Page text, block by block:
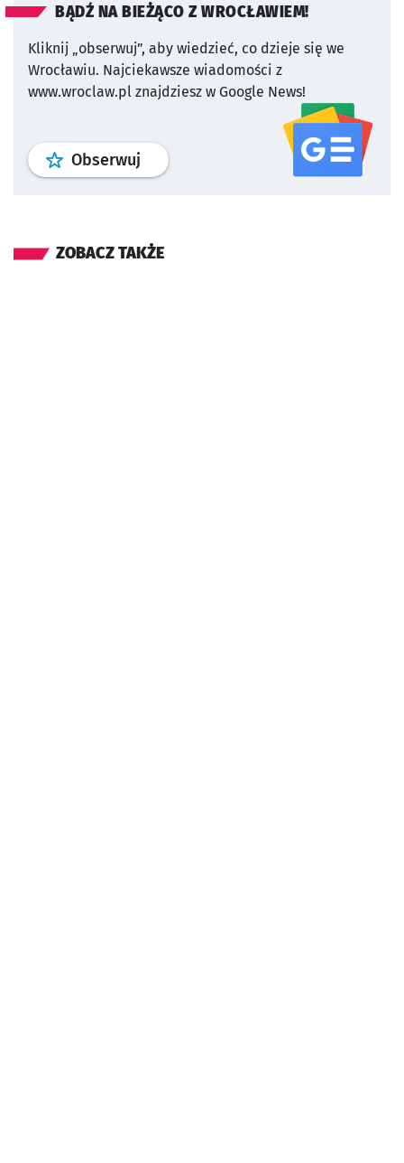
BĄDŹ NA BIEŻĄCO Z WROCŁAWIEM!
Kliknij „obserwuj”, aby wiedzieć, co dzieje się we
Wrocławiu. Najciekawsze wiadomości z
www.wroclaw.pl znajdziesz w Google News!
Obserwuj profil serwisu
ZOBACZ TAKŻE